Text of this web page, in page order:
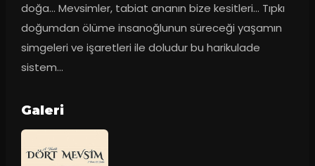
doğa... Mevsimler, tabiat ananın bize kesitleri... Tıpkı
doğumdan ölüme insanoğlunun süreceği yaşamın
simgeleri ve işaretleri ile doludur bu harikulade
sistem...
Galeri